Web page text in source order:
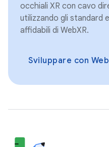
occhiali XR con cavo
utilizzando gli standard
affidabili di WebXR.
Sviluppare con